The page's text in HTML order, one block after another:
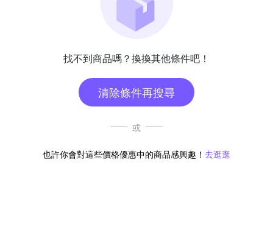
找不到商品嗎？換換其他條件吧！
清除條件再搜尋
或
也許你會對這些價格優惠中的商品感興趣！ 去逛逛